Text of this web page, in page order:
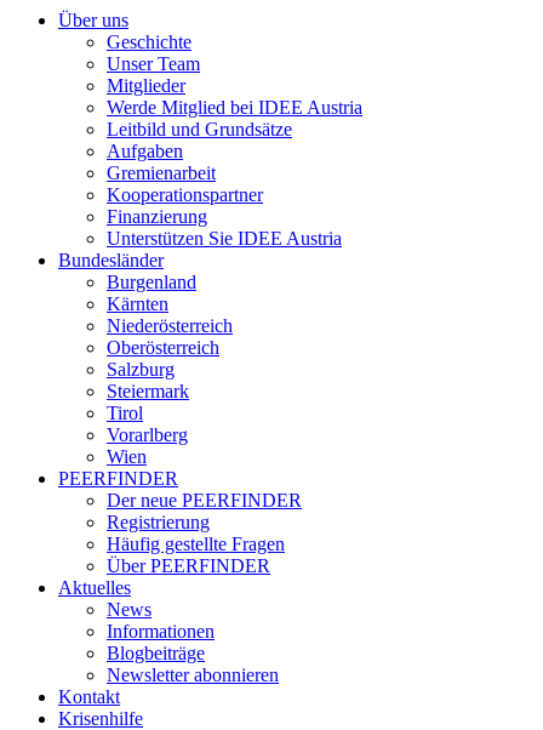
Über uns
Geschichte
Unser Team
Mitglieder
Werde Mitglied bei IDEE Austria
Leitbild und Grundsätze
Aufgaben
Gremienarbeit
Kooperationspartner
Finanzierung
Unterstützen Sie IDEE Austria
Bundesländer
Burgenland
Kärnten
Niederösterreich
Oberösterreich
Salzburg
Steiermark
Tirol
Vorarlberg
Wien
PEERFINDER
Der neue PEERFINDER
Registrierung
Häufig gestellte Fragen
Über PEERFINDER
Aktuelles
News
Informationen
Blogbeiträge
Newsletter abonnieren
Kontakt
Krisenhilfe